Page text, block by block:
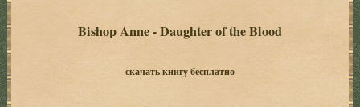
Bishop Anne - Daughter of the Blood
скачать книгу бесплатно